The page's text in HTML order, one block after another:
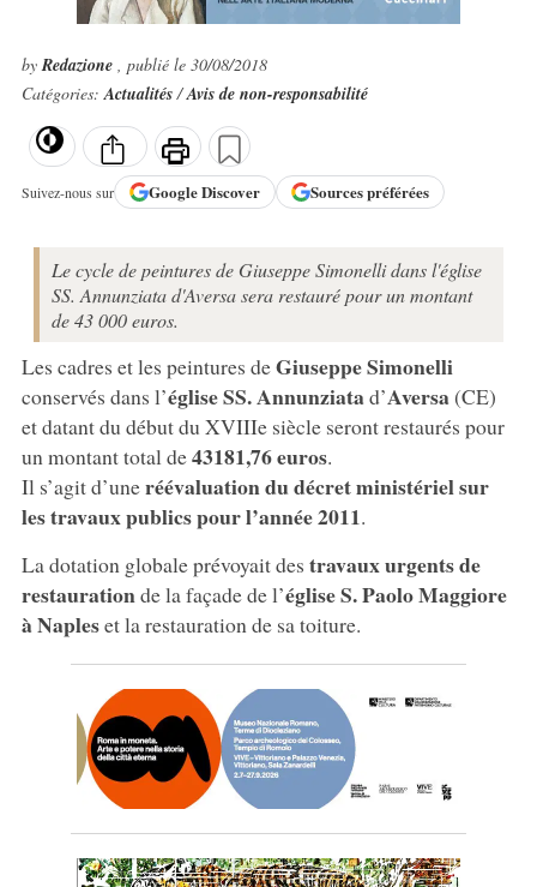
byRedazione , publié le 30/08/2018
Catégories:Actualités/Avis de non-responsabilité
Suivez-nous sur GoogleDiscover Sources préférées
Le cycle de peintures de Giuseppe Simonelli dans l'église
SS. Annunziata d'Aversa sera restauré pour un montant
de 43 000 euros.
Les cadres et les peintures deGiuseppe Simonelli
conservés dans l’église SS. Annunziatad’Aversa(CE)
et datant du début du XVIIIe siècle seront restaurés pour
un montant total de43181,76 euros.
Il s’agit d’uneréévaluation du décret ministériel sur
les travaux publics pour l’année 2011.
La dotation globale prévoyait des travaux urgents de
restaurationde la façade de l’église S. Paolo Maggiore
à Napleset la restauration de sa toiture.